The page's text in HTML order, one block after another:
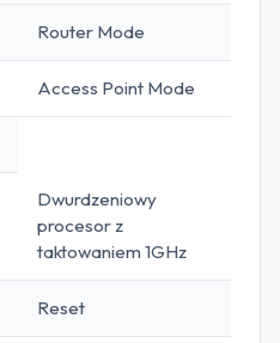
Router Mode
Access Point Mode
Dwurdzeniowy
procesor z
taktowaniem 1GHz
Reset